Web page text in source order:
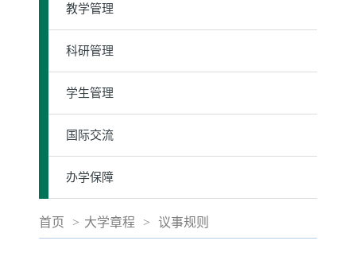
教学管理
科研管理
学生管理
国际交流
办学保障
首页 > 大学章程 > 议事规则